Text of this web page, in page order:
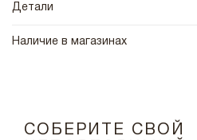
Детали
Наличие в магазинах
СОБЕРИТЕ СВОЙ